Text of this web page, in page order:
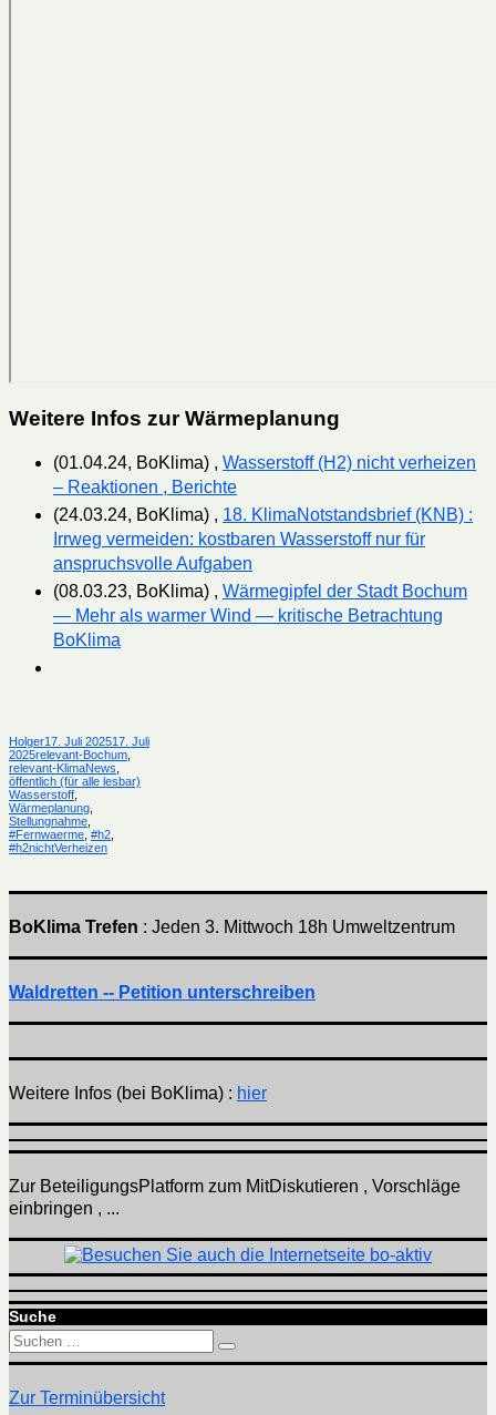
Weitere Infos zur Wärmeplanung
(01.04.24, BoKlima) , Wasserstoff (H2) nicht verheizen
– Reaktionen , Berichte
(24.03.24, BoKlima) , 18. KlimaNotstandsbrief (KNB) :
Irrweg vermeiden: kostbaren Wasserstoff nur für
anspruchsvolle Aufgaben
(08.03.23, BoKlima) , Wärmegipfel der Stadt Bochum
— Mehr als warmer Wind — kritische Betrachtung
BoKlima
Autor
HolgerVeröffentlicht
am
17. Juli 202517. Juli
2025Kategorien
relevant-Bochum
relevant-KlimaNews
öffentlich (für alle lesbar)
Wasserstoff
Wärmeplanung
Stellungnahme
#Fernwaerme #h2
#h2nichtVerheizen
BoKlima Trefen : Jeden 3. Mittwoch 18h Umweltzentrum
Waldretten -- Petition unterschreiben
Weitere Infos (bei BoKlima) : hier
Zur BeteiligungsPlatform zum MitDiskutieren , Vorschläge
einbringen , ...
Suche
Suchen
nach:
Suchen
Zur Terminübersicht